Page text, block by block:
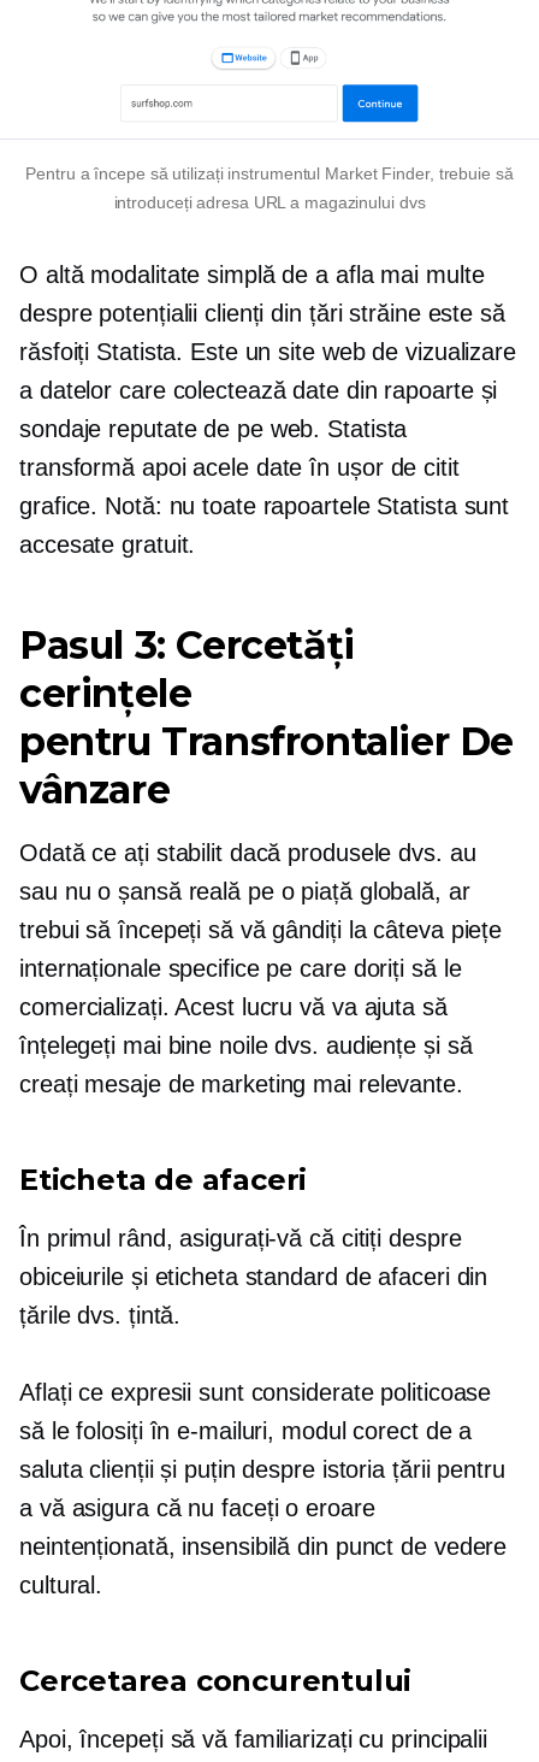
Pentru a începe să utilizați instrumentul Market Finder, trebuie să
introduceți adresa URL a magazinului dvs
O altă modalitate simplă de a afla mai multe
despre potențialii clienți din țări străine este să
răsfoiți Statista. Este un site web de vizualizare
a datelor care colectează date din rapoarte și
sondaje reputate de pe web. Statista
transformă apoi acele date în ușor de citit
grafice. Notă: nu toate rapoartele Statista sunt
accesate gratuit.
Pasul 3: Cercetăți
cerințele
pentru TransfrontalierDe
vânzare
Odată ce ați stabilit dacă produsele dvs. au
sau nu o șansă reală pe o piață globală, ar
trebui să începeți să vă gândiți la câteva piețe
internaționale specifice pe care doriți să le
comercializați. Acest lucru vă va ajuta să
înțelegeți mai bine noile dvs. audiențe și să
creați mesaje de marketing mai relevante.
Eticheta de afaceri
În primul rând, asigurați-vă că citiți despre
obiceiurile și eticheta standard de afaceri din
țările dvs. țintă.
Aflați ce expresii sunt considerate politicoase
să le folosiți în e-mailuri, modul corect de a
saluta clienții și puțin despre istoria țării pentru
a vă asigura că nu faceți o eroare
neintenționată, insensibilă din punct de vedere
cultural.
Cercetarea concurentului
Apoi, începeți să vă familiarizați cu principalii